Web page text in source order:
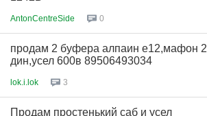
AntonCentreSide 0
продам 2 буфера алпаин е12,мафон 2
дин,усел 600в 89506493034
lok.i.lok 3
Продам простенький саб и усел